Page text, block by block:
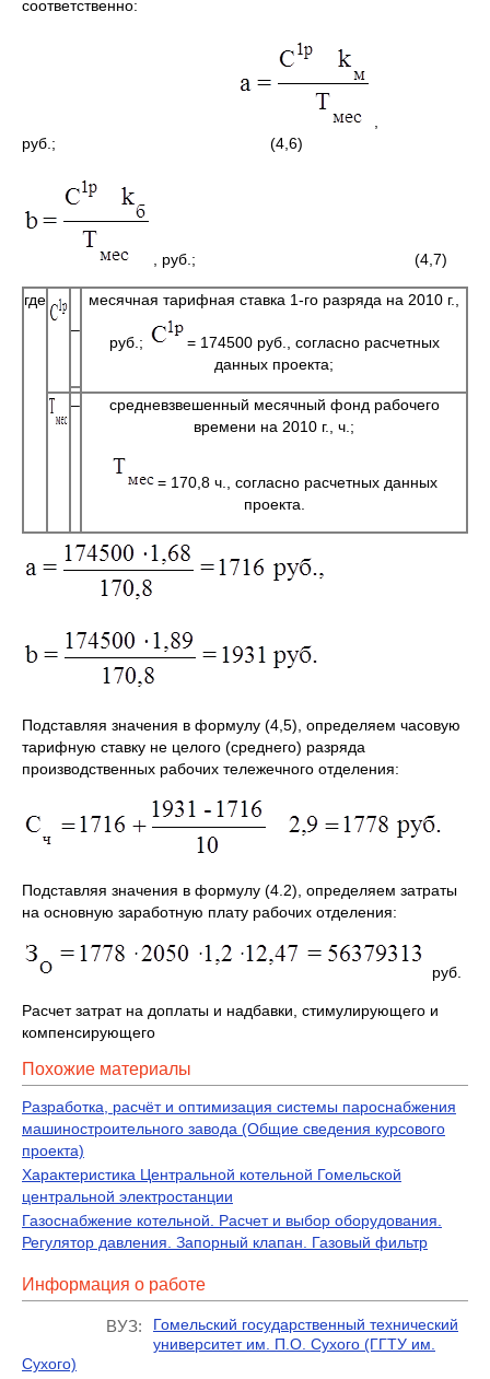
соответственно:
руб.; (4,6)
, руб.; (4,7)
где
–
месячная тарифная ставка 1-го разряда на 2010 г.,
руб.;
= 174500 руб., согласно расчетных
данных проекта;
–
средневзвешенный месячный фонд рабочего
времени на 2010 г., ч.;
= 170,8 ч., согласно расчетных данных
проекта.
Подставляя значения в формулу (4,5), определяем часовую
тарифную ставку не целого (среднего) разряда
производственных рабочих тележечного отделения:
Подставляя значения в формулу (4.2), определяем затраты
на основную заработную плату рабочих отделения:
руб.
Расчет затрат на доплаты и надбавки, стимулирующего и
компенсирующего
Похожие материалы
Разработка, расчёт и оптимизация системы пароснабжения
машиностроительного завода (Общие сведения курсового
проекта)
Характеристика Центральной котельной Гомельской
центральной электростанции
Газоснабжение котельной. Расчет и выбор оборудования.
Регулятор давления. Запорный клапан. Газовый фильтр
Информация о работе
ВУЗ:
Гомельский государственный технический
университет им. П.О. Сухого (ГГТУ им.
Сухого)